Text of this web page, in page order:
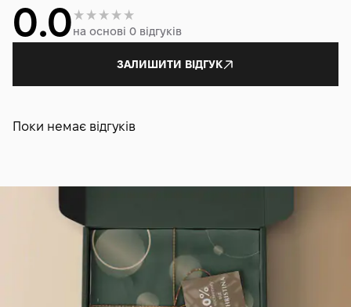
0.0на основі 0 відгуків
ЗАЛИШИТИ ВІДГУК
Поки немає відгуків